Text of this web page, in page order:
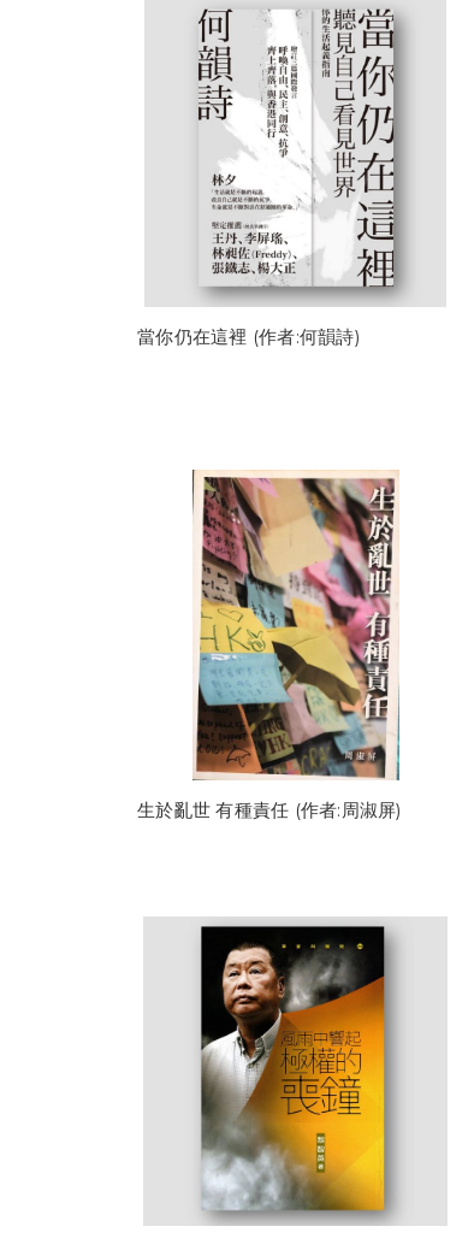
當你仍在這裡 (作者:何韻詩)
生於亂世 有種責任 (作者:周淑屏)